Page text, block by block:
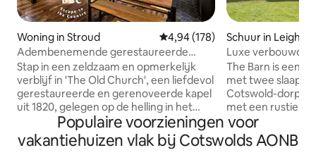
Woning in Stroud Gemiddelde beoordeling van
4,94 (178)
Adembenemende gerestaureerde
kapel in de Cotswolds met uitzicht op de
vallei
Stap in een zeldzaam en opmerkelijk
verblijf in 'The Old Church', een liefdevol
gerestaureerde en gerenoveerde kapel
uit 1820, gelegen op de helling in het
idyllische dorp Sheepscombe in de
Cotswolds. Deze betoverende
accommodatie combineert tijdloos
Schuur in
Luxe verbouwde
sauna/spa
The Barn is een
met twee
Cotswold-dorp
met een rustieke
nieuwe spa-
twee grote
eigen badkamer
Populaire voorzieningen voor
vakantiehuizen vlak bij Cotswolds AONB